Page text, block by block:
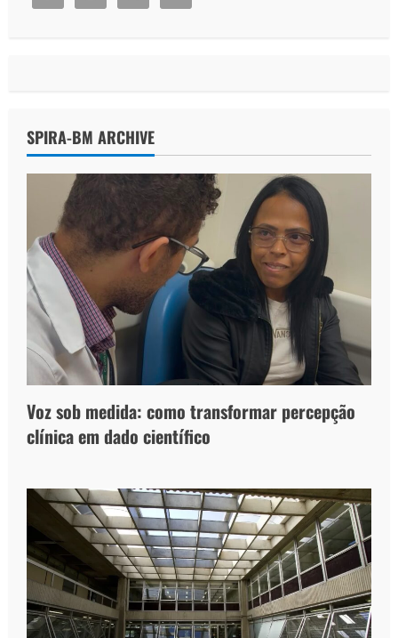
SPIRA-BM ARCHIVE
Voz sob medida: como transformar percepção
clínica em dado científico